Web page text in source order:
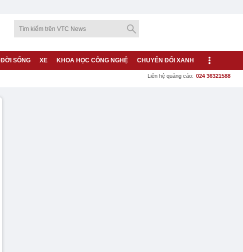
ĐỜI SỐNG XE KHOA HỌC CÔNG NGHỆ CHUYỂN ĐỔI XANH
Liên hệ quảng cáo: 024 36321588